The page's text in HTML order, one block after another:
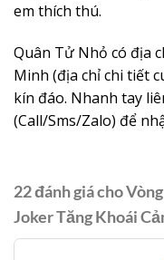
em thích thú.
Quân Tử Nhỏ có địa
Minh (địa chỉ chi tiết
kín đáo. Nhanh tay
(Call/Sms/Zalo) để
22 đánh giá cho
Joker Tăng Khoái